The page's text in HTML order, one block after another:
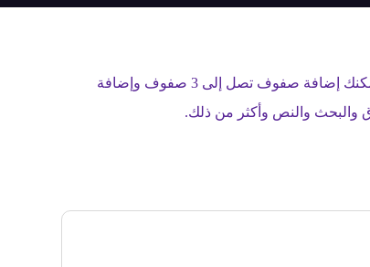
نعم مع منشئ الهيدر والفوتر المباشر لايف ، يمكنك إنشاء أي نوع من الهيدر والفوتر لموقع الويب الخاص بك. بالنسبة إلى الهيدر والفوتر ، يمكنك إضافة صفوف تصل إلى 3 صفوف وإضافة